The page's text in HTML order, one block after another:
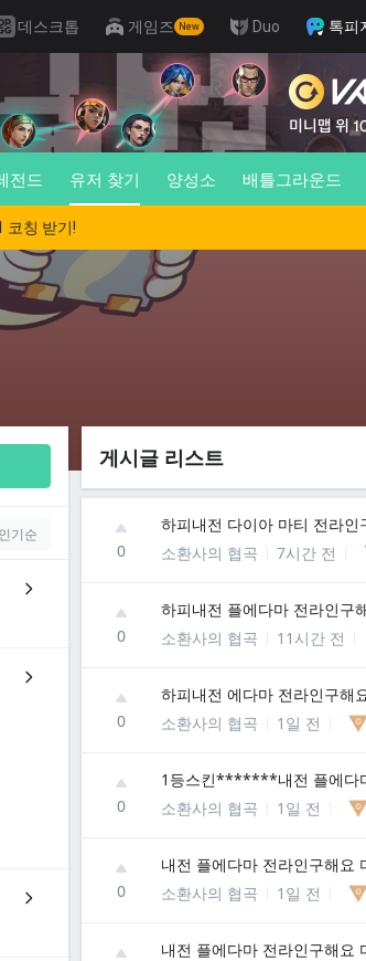
데스크톱 게임즈 New Duo 톡피
전드 유저 찾기 양성소 배틀그라운드
코칭 받기!
인기순
게시글 리스트
0
하피내전 다이아 마티 전라인
소환사의 협곡
7시간 전
0
하피내전 플에다마 전라인구
소환사의 협곡
11시간 전
0
하피내전 에다마 전라인구해
소환사의 협곡
1일 전
0
1등스킨*******내전 플에다
소환사의 협곡
1일 전
0
내전 플에다마 전라인구해요
소환사의 협곡
1일 전
내전 플에다마 전라인구해요